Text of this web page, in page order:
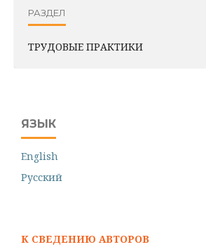
РАЗДЕЛ
ТРУДОВЫЕ ПРАКТИКИ
ЯЗЫК
English
Русский
К СВЕДЕНИЮ АВТОРОВ